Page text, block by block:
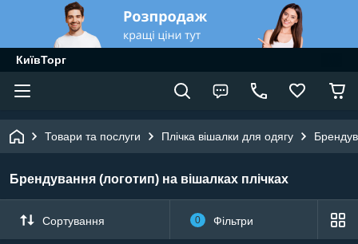
КиївТорг
Товари та послуги Плічка вішалки для одягу
Брендування (логотип) на вішалках плічках
Сортування 0 Фільтри